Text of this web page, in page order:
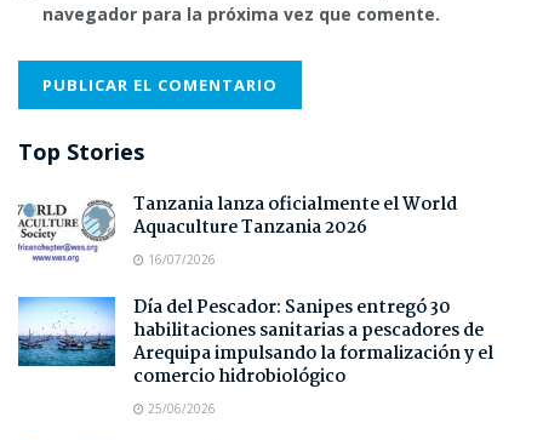
navegador para la próxima vez que comente.
Top Stories
Tanzania lanza oficialmente el World
Aquaculture Tanzania 2026
16/07/2026
Día del Pescador: Sanipes entregó 30
habilitaciones sanitarias a pescadores de
Arequipa impulsando la formalización y el
comercio hidrobiológico
25/06/2026